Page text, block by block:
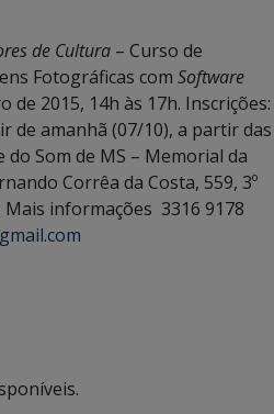
de Cultura – Curso de
Fotográficas com Software
de 2015, 14h às 17h. Inscrições:
de amanhã (07/10), a partir das
Som de MS – Memorial da
Corrêa da Costa, 559, 3º
Mais informações 3316 9178